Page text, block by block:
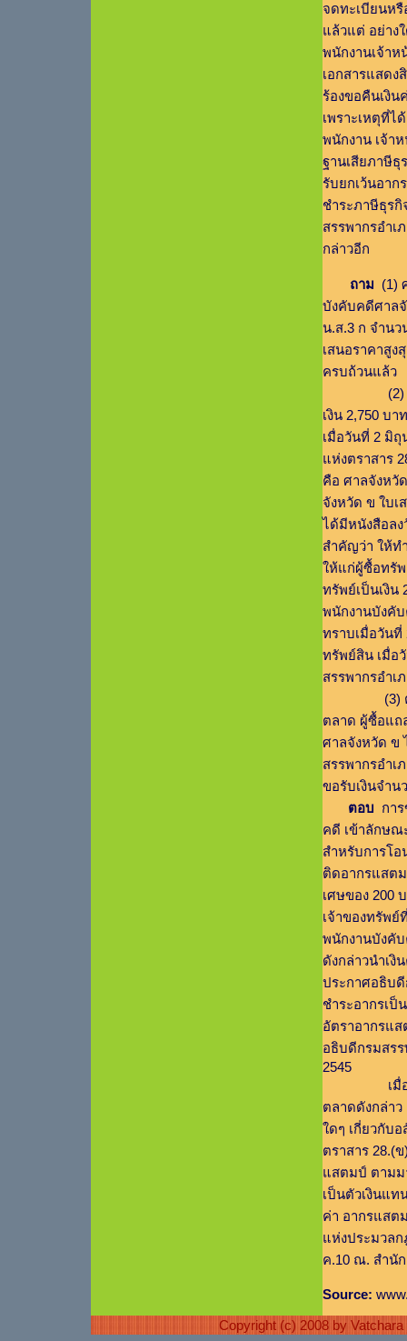
จดทะเบียนห
แล้วแต่ อย่าง
พนักงานเจ้าห
เอกสารแสดง
ร้องขอคืนเงิ
เพราะเหตุที่
พนักงาน เจ้า
ฐานเสียภาษี
รับยกเว้นอา
ชำระภาษีธุรกิ
สรรพากรอำเ
กล่าวอีก
ถาม (1)
บังคับคดีศาล
น.ส.3 ก จำน
เสนอราคาสูง
ครบถ้วนแล้ว
(2) ศาลจัง
เงิน 2,750 บ
เมื่อวันที่ 2 มิ
แห่งตราสาร
คือ ศาลจังหวั
จังหวัด ข ใบเ
ได้มีหนังสือลง
สำคัญว่า ให้ท
ให้แก่ผู้ซื้อทรั
ทรัพย์เป็นเงิน
พนักงานบังคั
ทราบเมื่อวัน
ทรัพย์สิน เมื่อ
สรรพากรอำเ
(3) ต่อมาศ
ตลาด ผู้ซื้อแถ
ศาลจังหวัด ข
สรรพากรอำเ
ขอรับเงินจำ
ตอบ กา
คดี เข้าลักษณ
สำหรับการโ
ติดอากรแสต
เศษของ 200
เจ้าของทรัพย์
พนักงานบังคั
ดังกล่าวนำเ
ประกาศอธิบดี
ชำระอากรเ
อัตราอากรแ
อธิบดีกรมสร
2545
เมื่อข้อเท็
ตลาดดังกล่า
ใดๆ เกี่ยวกับ
ตราสาร 28.(
แสตมป์ ตามม
เป็นตัวเงินแ
ค่า อากรแสต
แห่งประมวล
ค.10 ณ. สำนั
Source:
Copyright (c) 2008 by